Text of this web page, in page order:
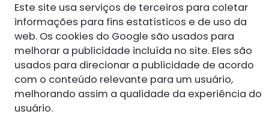
Este site usa serviços de terceiros para coletar
informações para fins estatísticos e de uso da
web. Os cookies do Google são usados para
melhorar a publicidade incluída no site. Eles são
usados para direcionar a publicidade de acordo
com o conteúdo relevante para um usuário,
melhorando assim a qualidade da experiência do
usuário.